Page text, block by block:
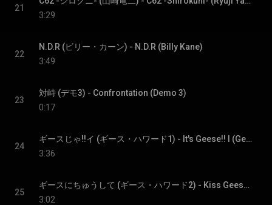
21
3:29
22
N.D.R (ビリー・カーン) - N.D.R (Billy Kane)
3:49
23
対峙 (デモ3) - Confrontation (Demo 3)
0:17
24
ギースじゃ!!イ (ギース・ハワード1) - It's Geese!! I (Geese Howard 1)
3:36
25
ギースにちゅうして (ギース・ハワード2) - Kiss Geese (Geese Howard 2)
3:02